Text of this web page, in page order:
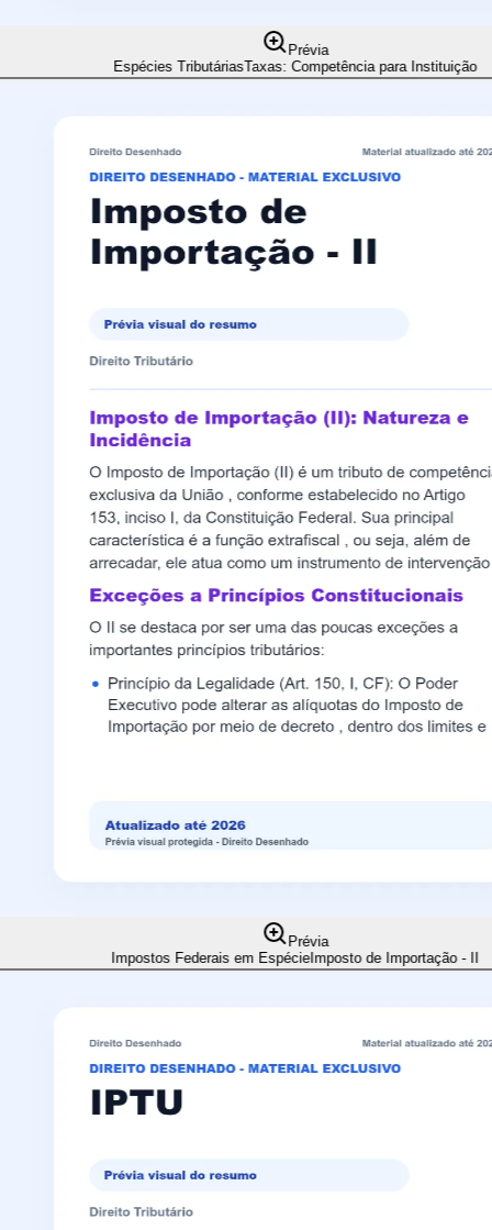
Prévia
Espécies TributáriasTaxas: Competência para Instituição
Prévia
Impostos Federais em EspécieImposto de Importação - II